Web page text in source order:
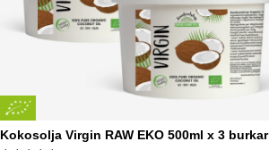
Kokosolja Virgin RAW EKO 500ml x 3 burkar